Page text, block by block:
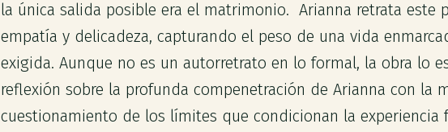
la única salida posible era el matrimonio. Arianna retrata este
empatía y delicadeza, capturando el peso de una vida
exigida. Aunque no es un autorretrato en lo formal, la obra lo
reflexión sobre la profunda compenetración de Arianna con la
cuestionamiento de los límites que condicionan la experiencia